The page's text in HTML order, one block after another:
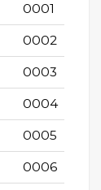
0001
0002
0003
0004
0005
0006